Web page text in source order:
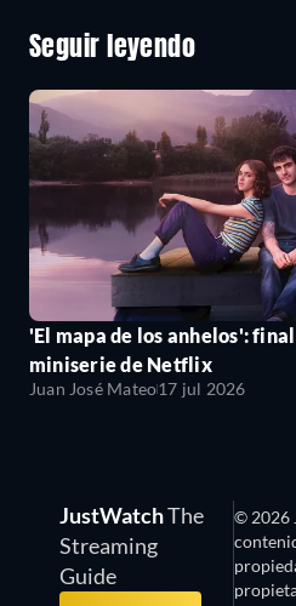
Seguir leyendo
'El mapa de los anhelos':
miniserie de Netflix
Juan José Mateo17 jul 2026
JustWatchThe
Streaming
Guide
© 2026